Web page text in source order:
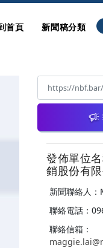
首頁 新聞稿分類
發佈單位
銷股份有
新聞聯絡人
聯絡電話：
聯絡信箱：